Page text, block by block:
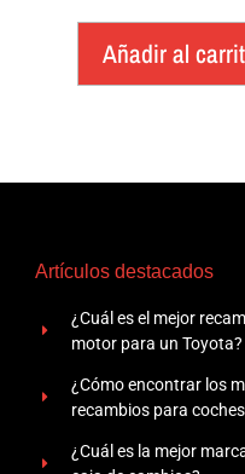
Añadir al
Artículos destacados
¿Cuál es el mejor
motor para un Toyota?
¿Cómo encontrar los
recambios para
¿Cuál es la mejor